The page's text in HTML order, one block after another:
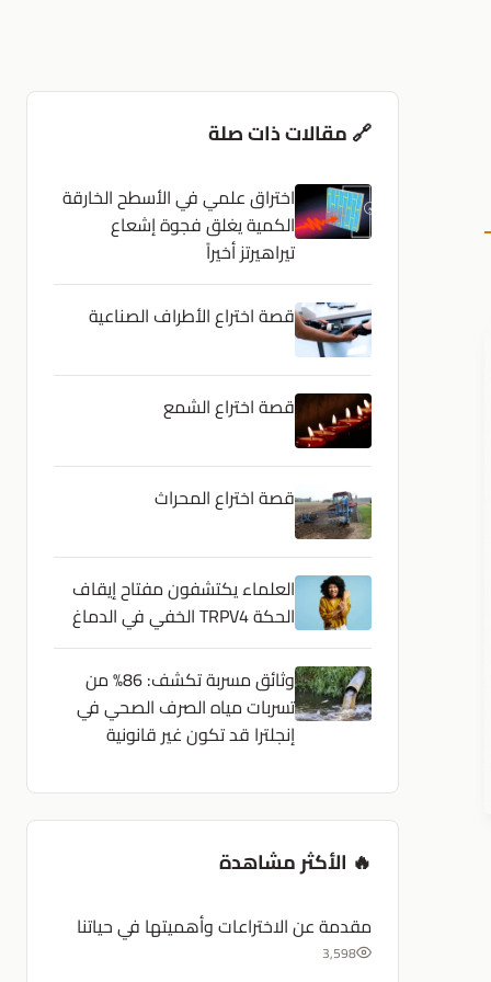
🔗 مقالات ذات صلة
اختراق علمي في الأسطح الخارقة
الكمية يغلق فجوة إشعاع
تيراهيرتز أخيراً
قصة اختراع الأطراف الصناعية
قصة اختراع الشمع
قصة اختراع المحراث
العلماء يكتشفون مفتاح إيقاف
الحكة TRPV4 الخفي في الدماغ
وثائق مسربة تكشف: 86% من
تسربات مياه الصرف الصحي في
إنجلترا قد تكون غير قانونية
🔥 الأكثر مشاهدة
مقدمة عن الاختراعات وأهميتها في حياتنا
3,598